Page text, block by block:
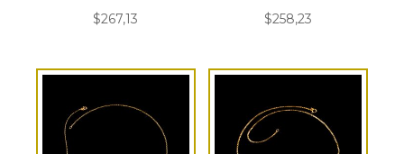
$267,13 $258,23